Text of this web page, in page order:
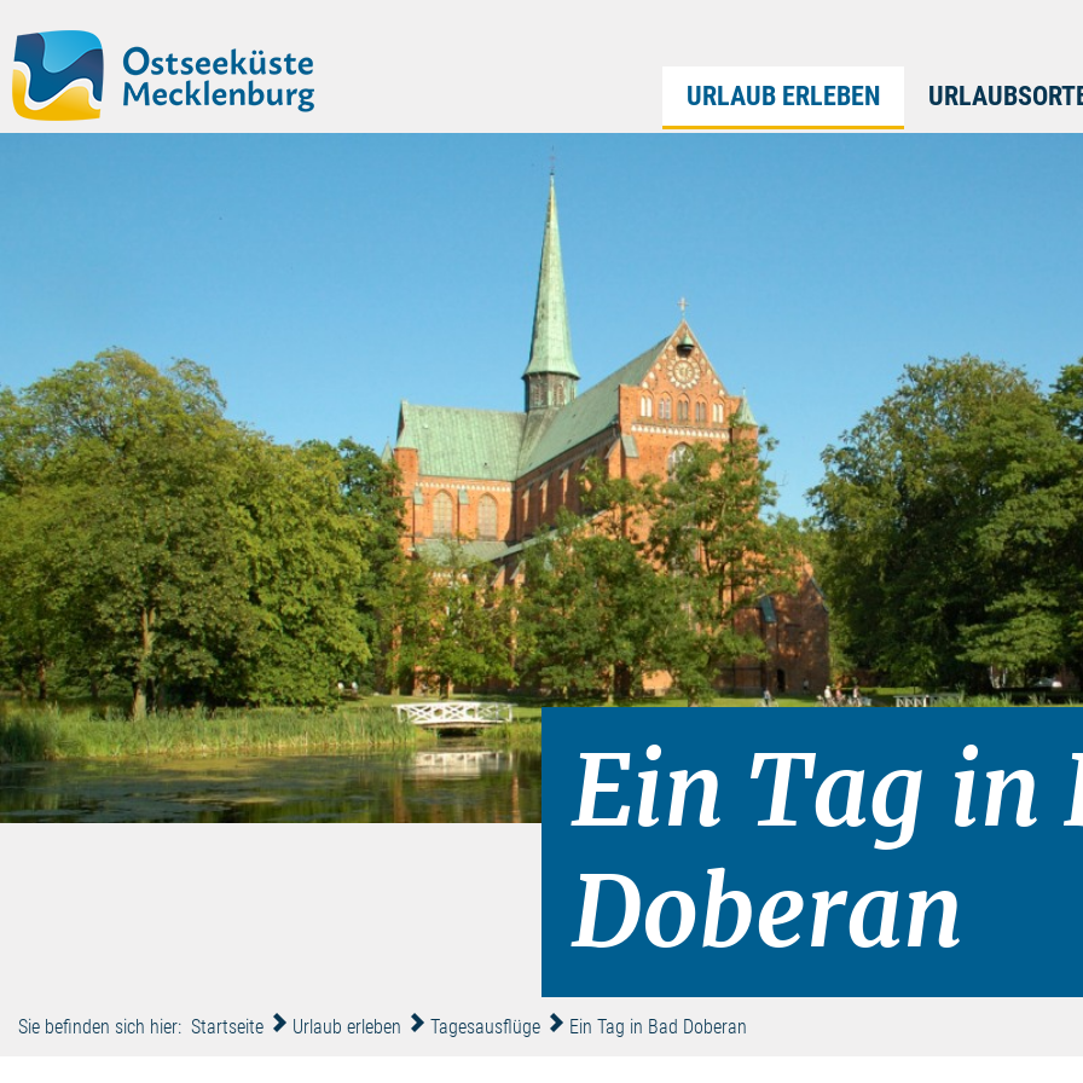
URLAUB ERLEBEN
Ein Tag in
Doberan
Sie befinden sich hier: Startseite Urlaub erleben Tagesausflüge Ein Tag in Bad Doberan